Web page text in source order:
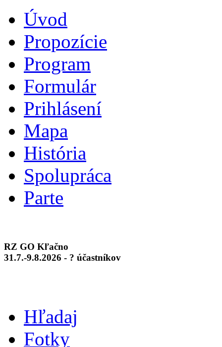
Úvod
Propozície
Program
Formulár
Prihlásení
Mapa
História
Spolupráca
Parte
RZ GO Kľačno
31.7.-9.8.2026 - ? účastníkov
Hľadaj
Fotky